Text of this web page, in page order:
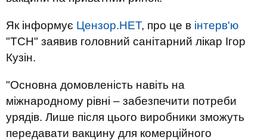
Як інформує Цензор.НЕТ, про це в інтерв'ю
"ТСН" заявив головний санітарний лікар Ігор
Кузін.
"Основна домовленість навіть на
міжнародному рівні – забезпечити потреби
урядів. Лише після цього виробники зможуть
передавати вакцину для комерційного